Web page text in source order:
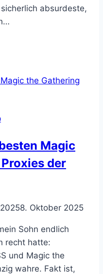
absurdeste,
Magic
der
8. Oktober 2025
Sohn endlich
recht hatte:
und Magic the
wahre. Fakt ist,